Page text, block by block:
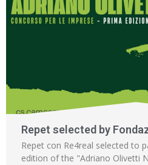
Repet selected by
Repet con Re4real selected to
edition of the "Adriano Olivetti